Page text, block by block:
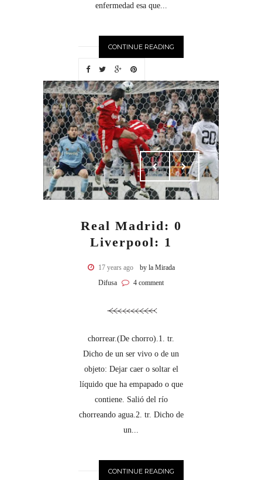
enfermedad esa que...
CONTINUE READING
Real Madrid: 0
Liverpool: 1
17 years ago
by la Mirada
Difusa
4 comment
chorrear.(De chorro).1. tr.
Dicho de un ser vivo o de un
objeto: Dejar caer o soltar el
líquido que ha empapado o que
contiene. Salió del río
chorreando agua.2. tr. Dicho de
un...
CONTINUE READING